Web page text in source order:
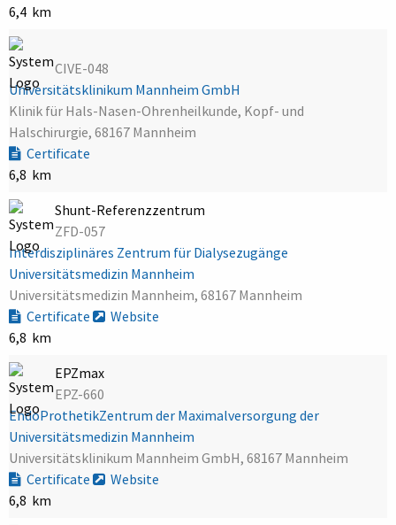
6,4 km
CIVE-048
Universitätsklinikum Mannheim GmbH
Klinik für Hals-Nasen-Ohrenheilkunde, Kopf- und
Halschirurgie, 68167 Mannheim
Certificate
6,8 km
Shunt-Referenzzentrum
ZFD-057
Interdisziplinäres Zentrum für Dialysezugänge
Universitätsmedizin Mannheim
Universitätsmedizin Mannheim, 68167 Mannheim
Certificate
Website
6,8 km
EPZmax
EPZ-660
EndoProthetikZentrum der Maximalversorgung der
Universitätsmedizin Mannheim
Universitätsklinikum Mannheim GmbH, 68167 Mannheim
Certificate
Website
6,8 km